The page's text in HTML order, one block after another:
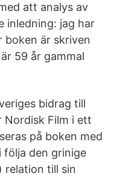
att analys av
inledning: jag har
boken är skriven
59 år gammal
bidrag till
Nordisk Film i ett
på boken med
följa den grinige
relation till sin